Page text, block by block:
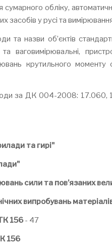
обліку,
у русі та
та назви об’єктів
ваговимірювальні,
крутильного моменту
(коди за ДК 004-2008:
та гирі"
сили та пов’язаних
випробувань
156- 47
156